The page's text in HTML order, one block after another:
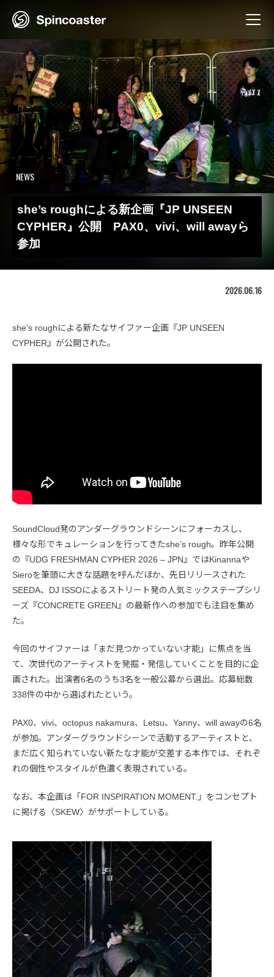
NEWS
she’s roughによる新企画『JP UNSEEN
CYPHER』公開 PAX0、vivi、will awayら
参加
2026.06.16
she’s roughによる新たなサイファー企画『JP UNSEEN
CYPHER』が公開された。
SoundCloud発のアンダーグラウンドシーンにフォーカスし、
様々な形でキュレーションを行ってきたshe’s rough。昨年公開
の『UDG FRESHMAN CYPHER 2026 – JPN』ではKinannaや
Sieroを筆頭に大きな話題を呼んだほか、先日リリースされた
SEEDA、DJ ISSOによるストリート発の人気ミックステープシリ
ーズ『CONCRETE GREEN』の最新作への参加でも注目を集め
た。
今回のサイファーは「まだ見つかっていない才能」に焦点を当
て、次世代のアーティストを発掘・発信していくことを目的に企
画された。出演者6名のうち3名を一般公募から選出。応募総数
338件の中から選ばれたという。
PAX0、vivi、octopus nakamura、Letsu、Yanny、will awayの6名
が参加。アンダーグラウンドシーンで活動するアーティストと、
まだ広く知られていない新たな才能が交差する本作では、それぞ
れの個性やスタイルが色濃く表現されている。
なお、本企画は「FOR INSPIRATION MOMENT.」をコンセプト
に掲げる〈SKEW〉がサポートしている。